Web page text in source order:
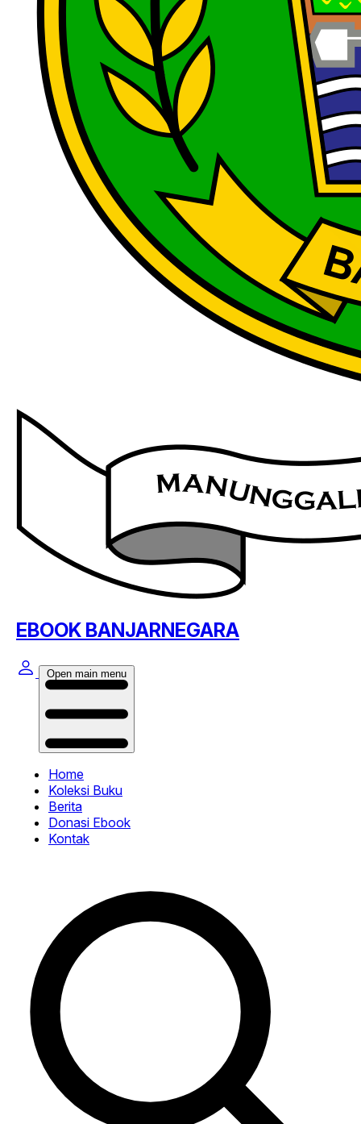
EBOOK BANJARNEGARA
Open main menu
Home
Koleksi Buku
Berita
Donasi Ebook
Kontak